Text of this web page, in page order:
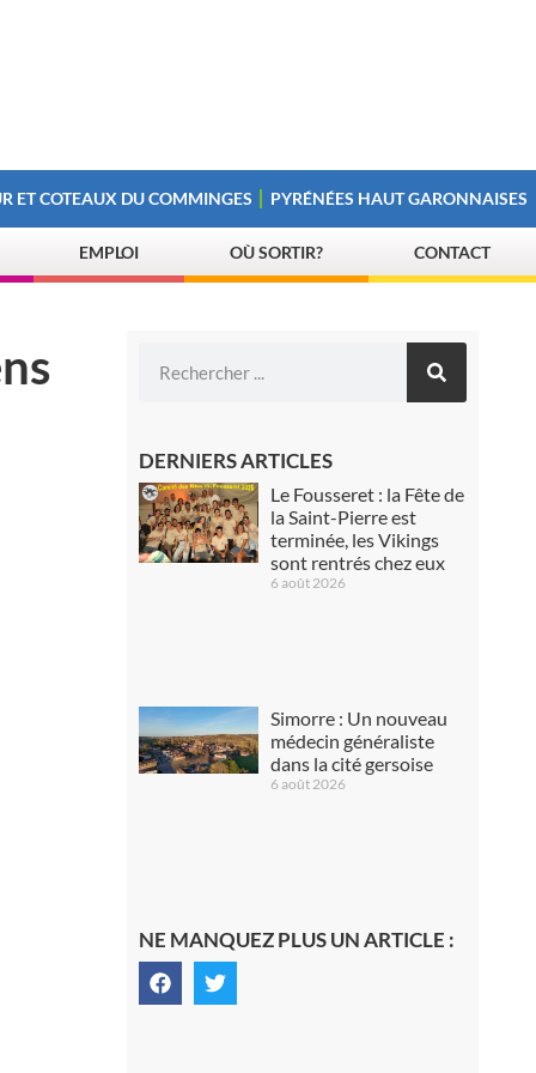
ET COTEAUX DU COMMINGES PYRÉNÉES HAUT GARONNAISES
EMPLOI OÙ SORTIR? CONTACT
DERNIERS ARTICLES
Le Fousseret : la Fête de
la Saint-Pierre est
terminée, les Vikings
sont rentrés chez eux
6 août 2026
Simorre : Un nouveau
médecin généraliste
dans la cité gersoise
6 août 2026
NE MANQUEZ PLUS UN ARTICLE :